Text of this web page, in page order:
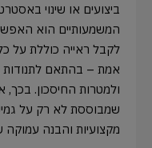
ביצועים או שינוי
המשמעותיים הוא
לקבל ראייה כוללת על
אמת – בהתאם לתנודות
שמבוססת לא רק על
מקצועיות והבנה עמוקה